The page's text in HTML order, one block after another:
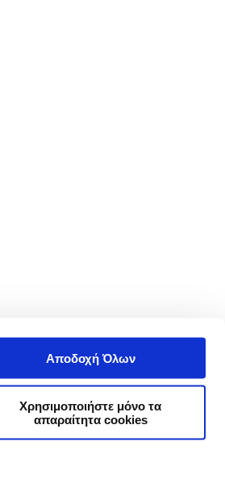
Αποδοχή Όλων
Χρησιμοποιήστε μόνο τα
απαραίτητα cookies